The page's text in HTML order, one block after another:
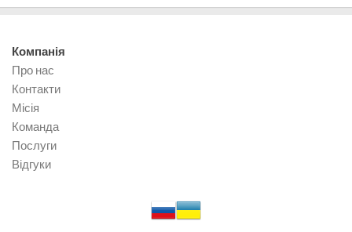
Компанія
Про нас
Контакти
Місія
Команда
Послуги
Відгуки